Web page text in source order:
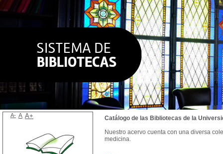
Catálogo de las Bibliotecas de la
Nuestro acervo cuenta con una diversa
medicina.
A- A A+